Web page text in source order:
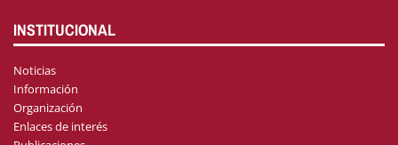
INSTITUCIONAL
Noticias
Información
Organización
Enlaces de interés